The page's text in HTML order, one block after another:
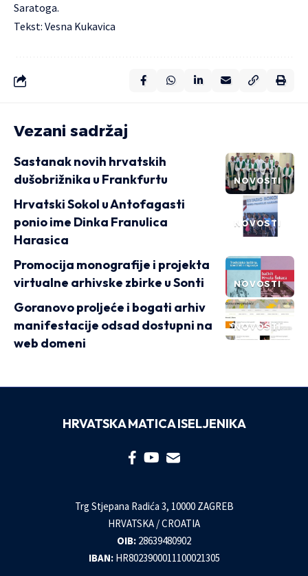
Saratoga.
Tekst: Vesna Kukavica
Vezani sadržaj
NOVOSTI
Sastanak novih hrvatskih
dušobrižnika u Frankfurtu
NOVOSTI
Hrvatski Sokol u Antofagasti
ponio ime Dinka Franulica
Harasica
NOVOSTI
Promocija monografije i projekta
virtualne arhivske zbirke u Sonti
NOVOSTI
Goranovo proljeće i bogati arhiv
manifestacije odsad dostupni na
web domeni
HRVATSKA MATICA ISELJENIKA
Trg Stjepana Radića 3, 10000 ZAGREB
HRVATSKA / CROATIA
OIB: 28639480902
IBAN: HR8023900011100021305